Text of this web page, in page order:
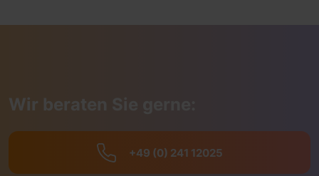
Wir beraten Sie gerne:
+49 (0) 241 12025